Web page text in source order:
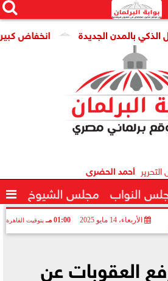


 انخفاض كبير فى الجديدة
أحمد الحضرى
النواب مجلس الشيوخ 
الأربعاء، 14 مايو 2025 01:00 مـ بتوقيت القاهرة
العقوبات عن